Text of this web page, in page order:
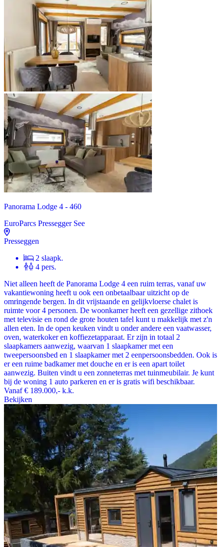
Panorama Lodge 4 - 460
EuroParcs Pressegger See
Presseggen
2 slaapk.
4 pers.
Niet alleen heeft de Panorama Lodge 4 een ruim terras, vanaf uw
vakantiewoning heeft u ook een onbetaalbaar uitzicht op de
omringende bergen. In dit vrijstaande en gelijkvloerse chalet is
ruimte voor 4 personen. De woonkamer heeft een gezellige zithoek
met televisie en rond de grote houten tafel kunt u makkelijk met z'n
allen eten. In de open keuken vindt u onder andere een vaatwasser,
oven, waterkoker en koffiezetapparaat. Er zijn in totaal 2
slaapkamers aanwezig, waarvan 1 slaapkamer met een
tweepersoonsbed en 1 slaapkamer met 2 eenpersoonsbedden. Ook is
er een ruime badkamer met douche en er is een apart toilet
aanwezig. Buiten vindt u een zonneterras met tuinmeubilair. Je kunt
bij de woning 1 auto parkeren en er is gratis wifi beschikbaar.
Vanaf € 189.000,- k.k.
Bekijken